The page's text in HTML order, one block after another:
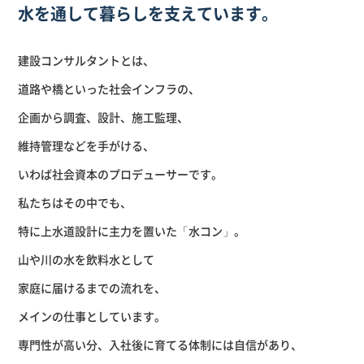
水を通して暮らしを支えています。
建設コンサルタントとは、
道路や橋といった社会インフラの、
企画から調査、設計、施工監理、
維持管理などを手がける、
いわば社会資本のプロデューサーです。
私たちはその中でも、
特に上水道設計に主力を置いた「水コン」。
山や川の水を飲料水として
家庭に届けるまでの流れを、
メインの仕事としています。
専門性が高い分、入社後に育てる体制には自信があり、